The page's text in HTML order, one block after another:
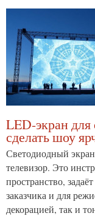
LED-экран для
сделать шоу
Светодиодный
телевизор. Это
пространство,
заказчика и для
декорацией, так и